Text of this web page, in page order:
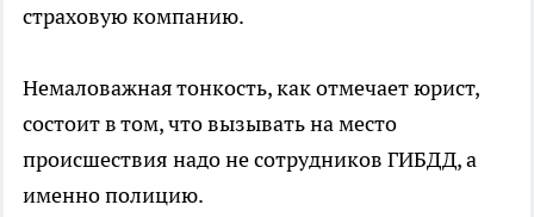
страховую компанию.
Немаловажная тонкость, как отмечает юрист,
состоит в том, что вызывать на место
происшествия надо не сотрудников ГИБДД, а
именно полицию.